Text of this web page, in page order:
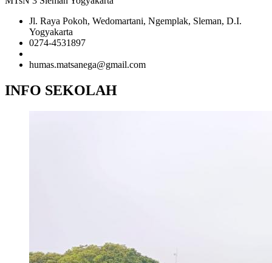
Jl. Raya Pokoh, Wedomartani, Ngemplak, Sleman, D.I.
Yogyakarta
0274-4531897
humas.matsanega@gmail.com
INFO SEKOLAH